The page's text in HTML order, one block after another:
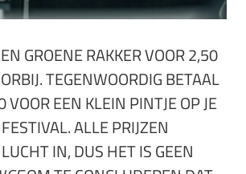
GROENE RAKKER VOOR 2,50
TEGENWOORDIG BETAAL
VOOR EEN KLEIN PINTJE OP JE
ALLE PRIJZEN
IN, DUS HET IS GEEN